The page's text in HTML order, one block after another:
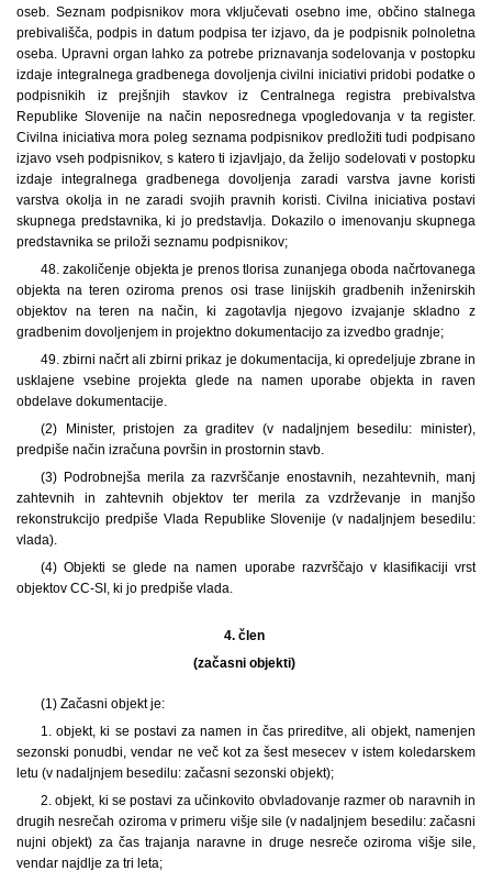
oseb. Seznam podpisnikov mora vključevati osebno ime, občino stalnega
prebivališča, podpis in datum podpisa ter izjavo, da je podpisnik polnoletna
oseba. Upravni organ lahko za potrebe priznavanja sodelovanja v postopku
izdaje integralnega gradbenega dovoljenja civilni iniciativi pridobi podatke o
podpisnikih iz prejšnjih stavkov iz Centralnega registra prebivalstva
Republike Slovenije na način neposrednega vpogledovanja v ta register.
Civilna iniciativa mora poleg seznama podpisnikov predložiti tudi podpisano
izjavo vseh podpisnikov, s katero ti izjavljajo, da želijo sodelovati v postopku
izdaje integralnega gradbenega dovoljenja zaradi varstva javne koristi
varstva okolja in ne zaradi svojih pravnih koristi. Civilna iniciativa postavi
skupnega predstavnika, ki jo predstavlja. Dokazilo o imenovanju skupnega
predstavnika se priloži seznamu podpisnikov;
48. zakoličenje objekta je prenos tlorisa zunanjega oboda načrtovanega
objekta na teren oziroma prenos osi trase linijskih gradbenih inženirskih
objektov na teren na način, ki zagotavlja njegovo izvajanje skladno z
gradbenim dovoljenjem in projektno dokumentacijo za izvedbo gradnje;
49. zbirni načrt ali zbirni prikaz je dokumentacija, ki opredeljuje zbrane in
usklajene vsebine projekta glede na namen uporabe objekta in raven
obdelave dokumentacije.
(2) Minister, pristojen za graditev (v nadaljnjem besedilu: minister),
predpiše način izračuna površin in prostornin stavb.
(3) Podrobnejša merila za razvrščanje enostavnih, nezahtevnih, manj
zahtevnih in zahtevnih objektov ter merila za vzdrževanje in manjšo
rekonstrukcijo predpiše Vlada Republike Slovenije (v nadaljnjem besedilu:
vlada).
(4) Objekti se glede na namen uporabe razvrščajo v klasifikaciji vrst
objektov CC-SI, ki jo predpiše vlada.
4. člen
(začasni objekti)
(1) Začasni objekt je:
1. objekt, ki se postavi za namen in čas prireditve, ali objekt, namenjen
sezonski ponudbi, vendar ne več kot za šest mesecev v istem koledarskem
letu (v nadaljnjem besedilu: začasni sezonski objekt);
2. objekt, ki se postavi za učinkovito obvladovanje razmer ob naravnih in
drugih nesrečah oziroma v primeru višje sile (v nadaljnjem besedilu: začasni
nujni objekt) za čas trajanja naravne in druge nesreče oziroma višje sile,
vendar najdlje za tri leta;